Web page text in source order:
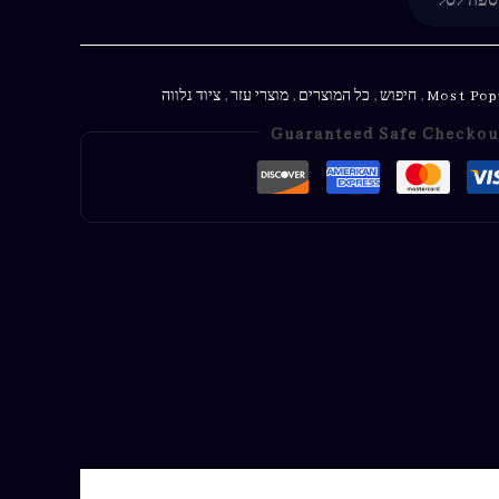
Most
, חיפוש, כל המוצרים , מוצרי עזר, ציוד נלווה
Guaranteed Safe